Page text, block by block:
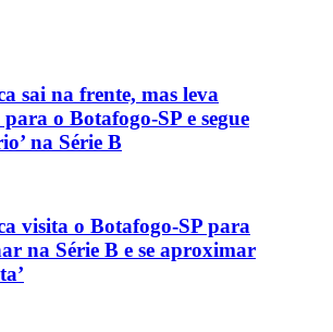
sai na frente, mas leva
o Botafogo-SP e segue
na Série B
visita o Botafogo-SP para
na Série B e se aproximar